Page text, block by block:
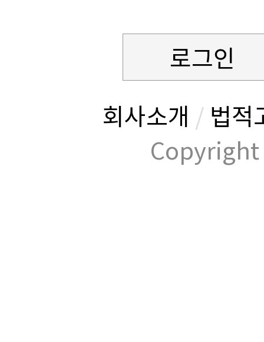
로그인
회사소개 / 법적
Copyright